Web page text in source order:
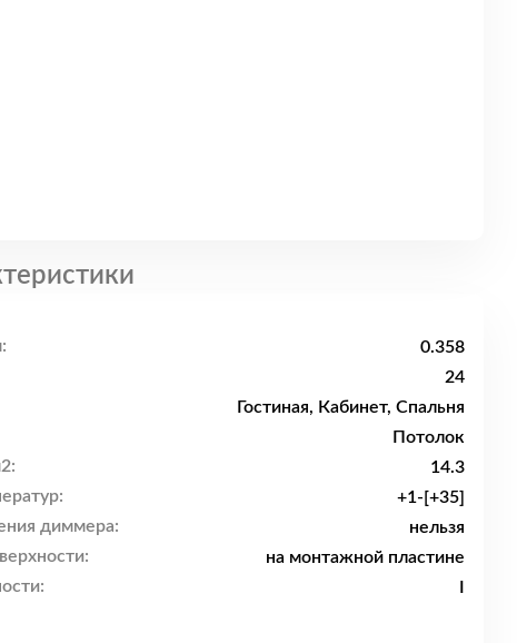
0.358
24
Гостиная, Кабинет, Спальня
Потолок
14.3
+1-[+35]
диммера:
нельзя
на монтажной пластине
I